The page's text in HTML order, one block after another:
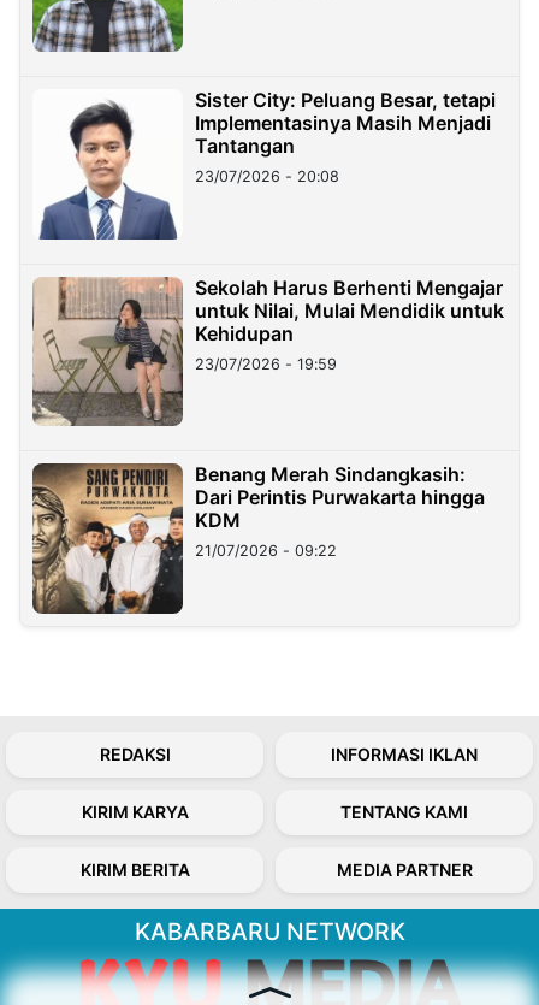
Sister City: Peluang Besar, tetapi
Implementasinya Masih Menjadi
Tantangan
23/07/2026 - 20:08
Sekolah Harus Berhenti Mengajar
untuk Nilai, Mulai Mendidik untuk
Kehidupan
23/07/2026 - 19:59
Benang Merah Sindangkasih:
Dari Perintis Purwakarta hingga
KDM
21/07/2026 - 09:22
REDAKSI INFORMASI IKLAN
KIRIM KARYA TENTANG KAMI
KIRIM BERITA MEDIA PARTNER
KABARBARU NETWORK